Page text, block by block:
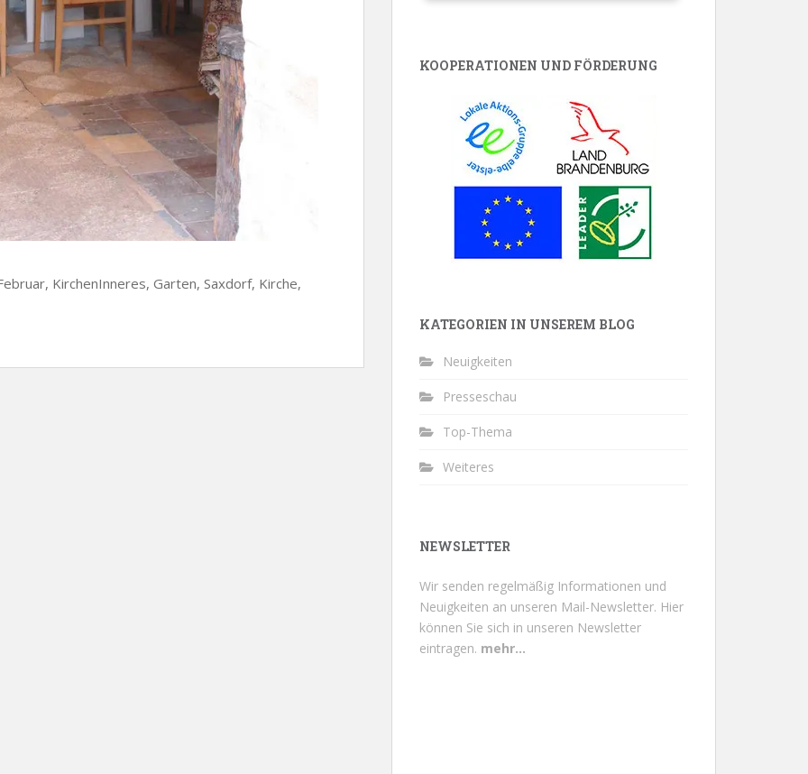
KirchenInneres, Garten, Saxdorf, Kirche,
KOOPERATIONEN UND FÖRDERUNG
KATEGORIEN IN UNSEREM BLOG
Neuigkeiten
Presseschau
Top-Thema
Weiteres
NEWSLETTER
Wir senden regelmäßig Informationen und
Neuigkeiten an unseren Mail-Newsletter. Hier
können Sie sich in unseren Newsletter
eintragen. mehr...